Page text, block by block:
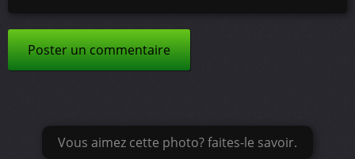
Poster un commentaire
Vous aimez cette photo? faites-le savoir.